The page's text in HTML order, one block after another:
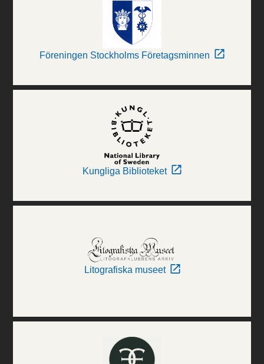
Föreningen Stockholms Företagsminnen
Kungliga Biblioteket
Litografiska museet